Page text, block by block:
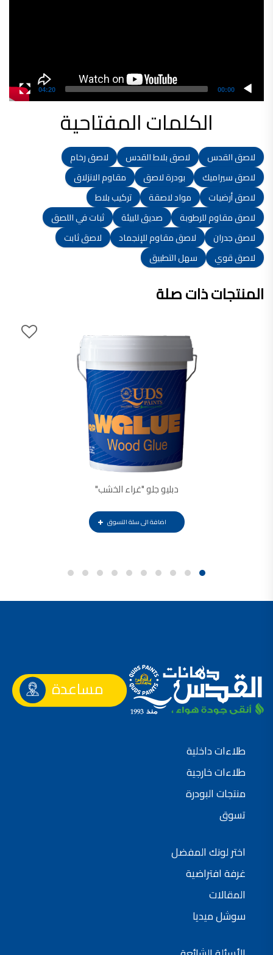
00:00
04:20
الكلمات المفتاحية
لاصق القدس لاصق بلاط القدس
لاصق رخام
لاصق سيراميك
بودرة لاصق
مقاوم الانزلاق
لاصق أرضيات
مواد لاصقة
تركيب بلاط
لاصق مقاوم للرطوبة
صديق للبيئة
ثبات في اللصق
لاصق جدران
لاصق مقاوم للإنجماد
لاصق ثابت
لاصق قوي
سهل التطبيق
المنتجات ذات صلة
دبليو جلو "غراء الخشب"
اضافة الى سلة التسوق
مساعدة
طلاءات داخلية
طلاءات خارجية
منتجات البودرة
تسوق
اختر لونك المفضل
غرفة افتراضية
المقالات
سوشل ميديا